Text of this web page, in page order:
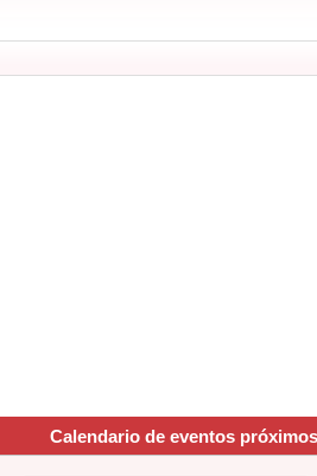
Calendario de eventos próximos